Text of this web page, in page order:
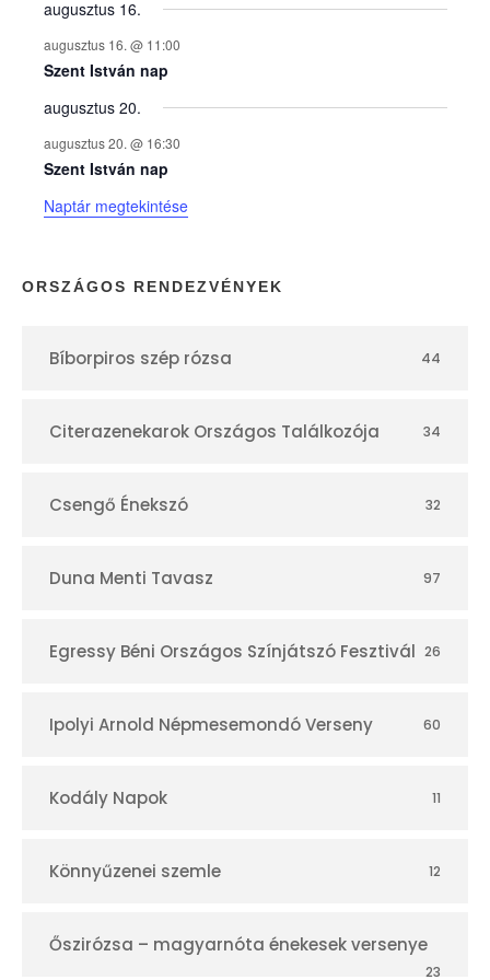
y
e
k
n
a
p
r
augusztus 16.
augusztus 16. @ 11:00
Szent István nap
augusztus 20.
augusztus 20. @ 16:30
Szent István nap
Naptár megtekintése
ORSZÁGOS RENDEZVÉNYEK
Bíborpiros szép rózsa 44
Citerazenekarok Országos Találkozója 34
Csengő Énekszó 32
Duna Menti Tavasz 97
Egressy Béni Országos Színjátszó Fesztivál 26
Ipolyi Arnold Népmesemondó Verseny 60
Kodály Napok 11
Könnyűzenei szemle 12
Őszirózsa – magyarnóta énekesek versenye
23